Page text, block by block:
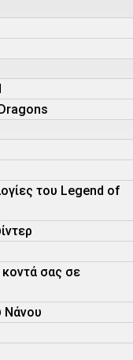
του Legend of
σας σε
Νάνου